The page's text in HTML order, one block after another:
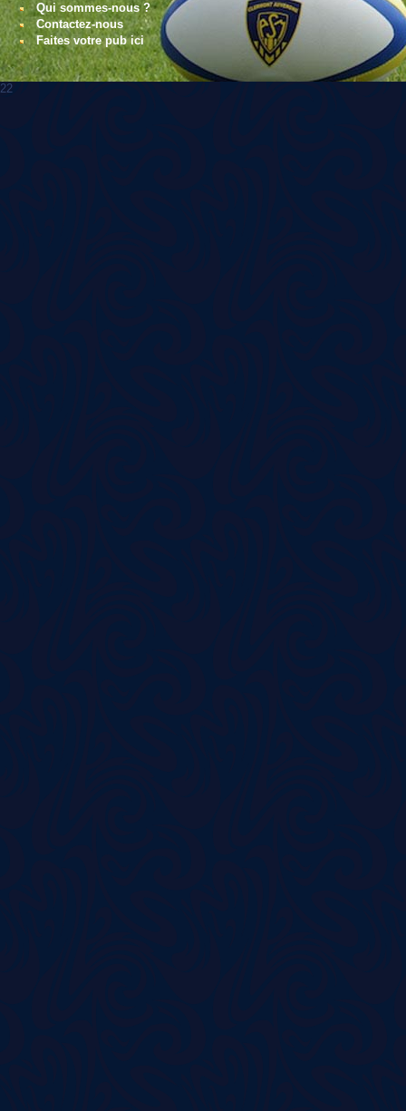
Qui sommes-nous ?
Contactez-nous
Faites votre pub ici
22